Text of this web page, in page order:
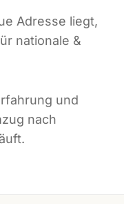
Adresse liegt,
nationale &
und
nach